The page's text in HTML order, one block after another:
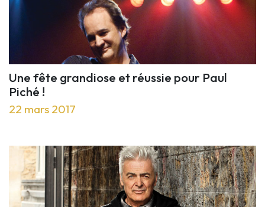
Une fête grandiose et réussie pour Paul
Piché !
22 mars 2017